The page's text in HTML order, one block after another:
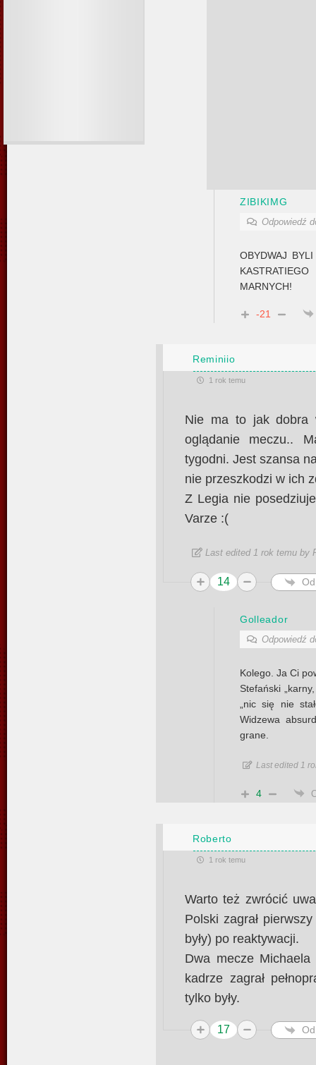
ZIBIKIMG
Odpowiedź
OBYDWAJ
MARNYCH!
-21
Reminiio
1 rok temu
Nie ma to jak dobra
oglądanie meczu..
tygodni. Jest szansa
nie przeszkodzi w ich
Z Legia nie
Varze :(
Last edited 1 rok temu by
14
Golleador
Odpowiedź
Kolego. Ja Ci
Stefański
„nic się nie
Widzewa
grane.
Last edited 1
4
Roberto
1 rok temu
Warto też zwrócić
Polski zagrał
były) po reaktywacji.
Dwa mecze
kadrze zagrał
tylko były.
17